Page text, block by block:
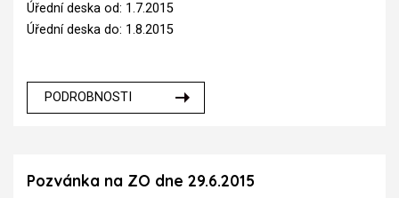
Úřední deska od: 1.7.2015
Úřední deska do: 1.8.2015
PODROBNOSTI
Pozvánka na ZO dne 29.6.2015